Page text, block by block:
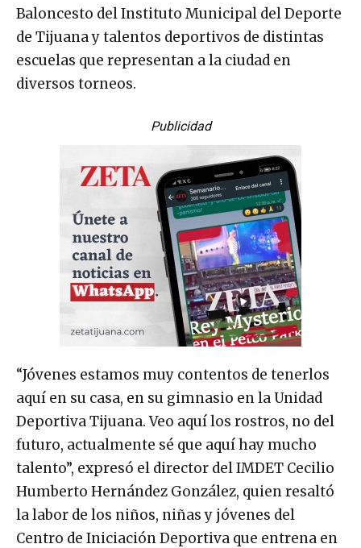
Baloncesto del Instituto Municipal del Deporte
de Tijuana y talentos deportivos de distintas
escuelas que representan a la ciudad en
diversos torneos.
Publicidad
“Jóvenes estamos muy contentos de tenerlos
aquí en su casa, en su gimnasio en la Unidad
Deportiva Tijuana. Veo aquí los rostros, no del
futuro, actualmente sé que aquí hay mucho
talento”, expresó el director del IMDET Cecilio
Humberto Hernández González, quien resaltó
la labor de los niños, niñas y jóvenes del
Centro de Iniciación Deportiva que entrena en